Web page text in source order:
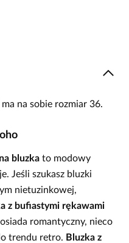
na sobie rozmiar 36.
bluzka to modowy
Jeśli szukasz bluzki
nietuzinkowej,
z bufiastymi rękawami
romantyczny, nieco
trendu retro. Bluzka z